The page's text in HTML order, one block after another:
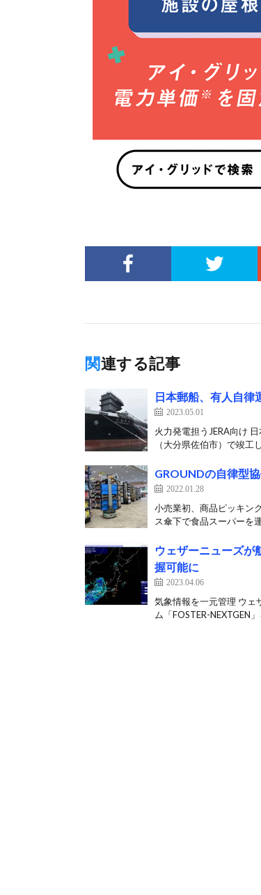
関連する記事
日本郵船、有人自律
2023.05.01
火力発電担うJERA向け
（大分県佐伯市）で竣工
GROUNDの自律型
2022.01.28
小売業初、商品ピッキン
ス傘下で食品スーパーを
ウェザーニューズが
握可能に
2023.04.06
気象情報を一元管理 ウェ
ム「FOSTER-NEXTGEN